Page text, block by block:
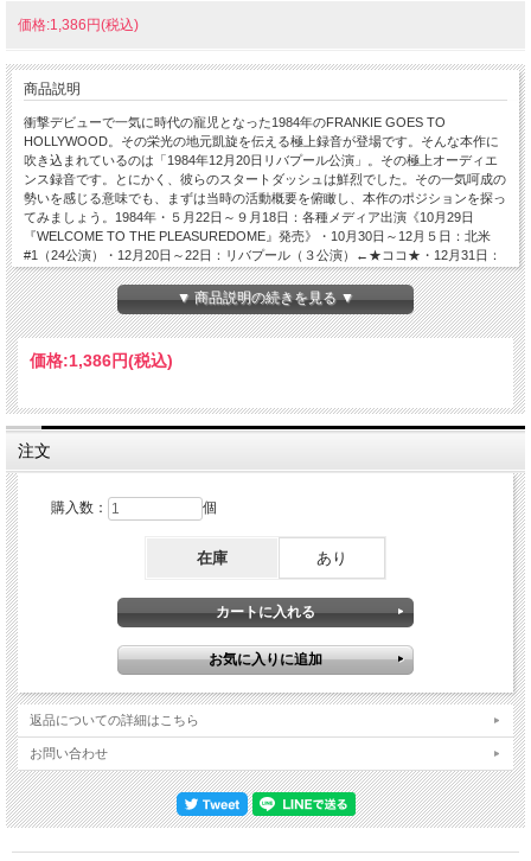
価格:1,386円(税込)
商品説明
衝撃デビューで一気に時代の寵児となった1984年のFRANKIE GOES TO
HOLLYWOOD。その栄光の地元凱旋を伝える極上録音が登場です。そんな本作に
吹き込まれているのは「1984年12月20日リバプール公演」。その極上オーディエ
ンス録音です。とにかく、彼らのスタートダッシュは鮮烈でした。その一気呵成の
勢いを感じる意味でも、まずは当時の活動概要を俯瞰し、本作のポジションを探っ
てみましょう。1984年・５月22日～９月18日：各種メディア出演《10月29日
『WELCOME TO THE PLEASUREDOME』発売》・10月30日～12月５日：北米
#1（24公演）・12月20日～22日：リバプール（３公演）←★ココ★・12月31日：
MTV出演 1985年 ・２月８日：サンレモ音楽祭出演・３月12日～４月29日：欧州
（32公演）・５月10日：Golden Rose出演・５月11日～６月22日：北米#2（30公
演）・６月28日～７月４日：日本（６公演）・11月９日：Peter's Pop Show出演
《11月『LIVERPOOL』制作開始》FM放送のような聴き応えのクリア・サウンド
これがデビュー・イヤーから翌年にかけての活動概要。シングル『Relax』『Two
Tribes』『The Power of Love』と３枚連続で全英１位を獲得し、10月にはデビュ
ら北米ツアーに繰り出しました。本作が記録されたのは、そんな成功譚の真っ直
中。凱旋するように行われた地元リバプール３連続公演の初日にあたるコンサート
でした。そんなショウを真空パックした本作は、猛烈クリアな名録音。とにかく空
気感がクリスタル・クリアに透き通り、そのド真ん中を貫く芯は力強く密度も手応
感も絶大。実のところ、浸っているうちに今聴いているのが客録なのかFM放送な
のか分からなくなってくるほどです。そんなFM放送感を後押ししているのがオー
ディエンス・ノイズ。いかにも人気絶頂な黄色い嬌声も吸い込んでいるのですが、
それが奇妙なほど遠い。ダイレクト感たっぷりな演奏音やヴォーカルの遙か向こう
側で騒ぎが起きている感じでして、まるでステージ裏や袖で録音しているかのよう
なバランスなのです。生演奏版WELCOME TO THE PLEASUREDOMEなショウ ん
なスーパークリアな明晰サウンドで描かれるのは「生演奏版のWELCOME TO THE
「San Jose (The Way)」「The Ballad of 32」を除く全曲を披露。アルバムにも収
録されていた「War」や「Born to Run」といったカバー曲も含め、当時の彼らが提
示した「Pleasuredome」の世界観をそのままステージ・テンションで格上げ。大
100％の「WELCOME TO THE PLEASUREDOMEワールド」が楽しめるのです。
衝撃のデビュー・イヤーを締めくくる地元リバプール凱旋。その現場をFM放送級
のクリスタル・クリア・サウンドで真空パックした秘宝ライヴアルバムです。純度
100％の「WELCOME TO THE PLEASUREDOMEワールド」を現場体験する快
感。1984年12月20日リバプール公演」の極上オーディエンス録音。FM放送と聴き
間違えそうなクリスタル・クリアの銘品で、『WELCOME TO THE
▼ 商品説明の続きを見る ▼
価格:1,386円(税込)
注文
購入数： 個
在庫 あり
返品についての詳細はこちら
お問い合わせ